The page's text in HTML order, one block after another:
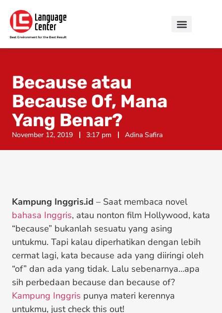
Because atau
Because Of, Mana
Yang Benar?
November 12, 2019 3:17 pm Adina Safira
Kampung Inggris.id – Saat membaca novel
bahasa Inggris, atau nonton film Hollywood, kata
“because” bukanlah sesuatu yang asing
untukmu. Tapi kalau diperhatikan dengan lebih
cermat lagi, kata because ada yang diiringi oleh
“of” dan ada yang tidak. Lalu sebenarnya…apa
sih perbedaan because dan because of?
Kampung Inggris punya materi kerennya
untukmu, just check this out!